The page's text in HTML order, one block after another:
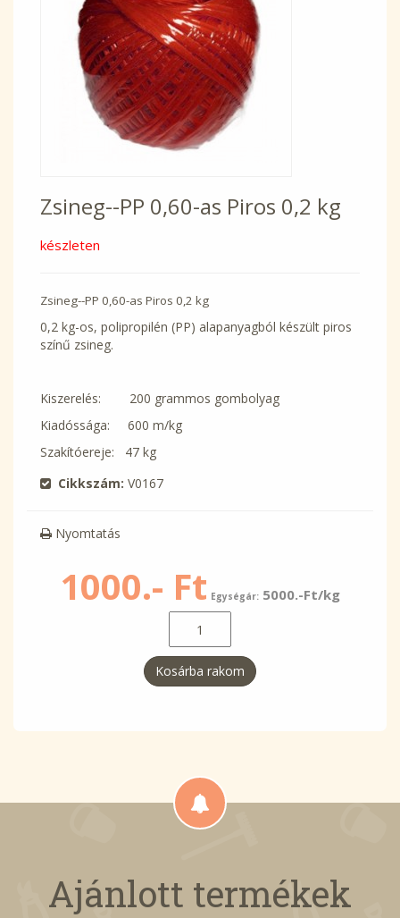
Zsineg--PP 0,60-as Piros 0,2 kg
készleten
Zsineg--PP 0,60-as Piros 0,2 kg
0,2 kg-os, polipropilén (PP) alapanyagból készült piros
színű zsineg.
Kiszerelés: 200 grammos gombolyag
Kiadóssága: 600 m/kg
Szakítóereje: 47 kg
Cikkszám: V0167
Nyomtatás
1000.- Ft Egységár: 5000.-Ft/kg
Kosárba rakom
Ajánlott termékek